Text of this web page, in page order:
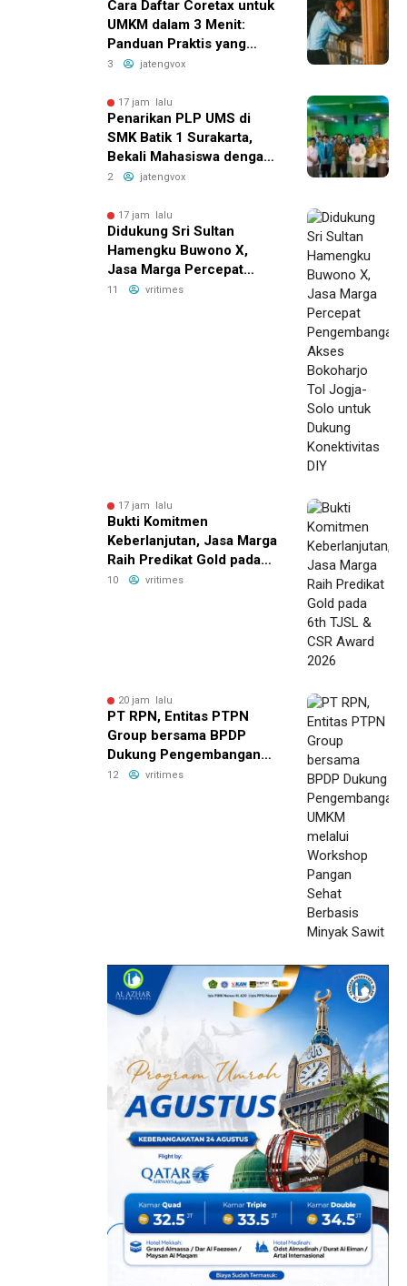
Cara Daftar Coretax untuk
UMKM dalam 3 Menit:
Panduan Praktis yang
Bikin Bisnis Anda Lebih
3 jatengvox
17 jam lalu
Penarikan PLP UMS di
SMK Batik 1 Surakarta,
Bekali Mahasiswa dengan
Pengalaman Nyata Dunia
2 jatengvox
17 jam lalu
Didukung Sri Sultan
Hamengku Buwono X,
Jasa Marga Percepat
Pengembangan Akses
11 vritimes
17 jam lalu
Bukti Komitmen
Keberlanjutan, Jasa Marga
Raih Predikat Gold pada
6th TJSL & CSR Award
10 vritimes
20 jam lalu
PT RPN, Entitas PTPN
Group bersama BPDP
Dukung Pengembangan
UMKM melalui Workshop
12 vritimes